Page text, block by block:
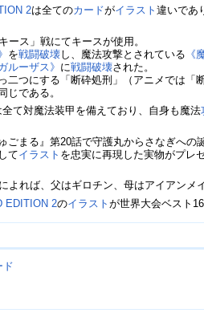
2は全てのカードがイラスト違いであ
ース」戦にてキースが使用。
を戦闘破壊し、魔法攻撃とされている 《
ルーザス》 に戦闘破壊された。
つにする「断砕処刑」（アニメでは「
じである。
全て対魔法装甲を備えており、自身も魔法
ごまる』第20話で守護丸からさなぎへの
てイラスト を忠実に再現した実物がプレ
よれば、父はギロチン、母はアイアンメ
EDITION 2のイラストが世界大会ベスト
ド